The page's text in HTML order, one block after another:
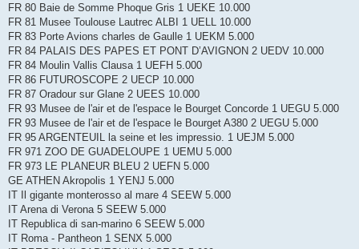
FR 80 Baie de Somme Phoque Gris 1 UEKE 10.000
FR 81 Musee Toulouse Lautrec ALBI 1 UELL 10.000
FR 83 Porte Avions charles de Gaulle 1 UEKM 5.000
FR 84 PALAIS DES PAPES ET PONT D’AVIGNON 2 UEDV 10.000
FR 84 Moulin Vallis Clausa 1 UEFH 5.000
FR 86 FUTUROSCOPE 2 UECP 10.000
FR 87 Oradour sur Glane 2 UEES 10.000
FR 93 Musee de l'air et de l'espace le Bourget Concorde 1 UEGU 5.000
FR 93 Musee de l'air et de l'espace le Bourget A380 2 UEGU 5.000
FR 95 ARGENTEUIL la seine et les impressio. 1 UEJM 5.000
FR 971 ZOO DE GUADELOUPE 1 UEMU 5.000
FR 973 LE PLANEUR BLEU 2 UEFN 5.000
GE ATHEN Akropolis 1 YENJ 5.000
IT Il gigante monterosso al mare 4 SEEW 5.000
IT Arena di Verona 5 SEEW 5.000
IT Republica di san-marino 6 SEEW 5.000
IT Roma - Pantheon 1 SENX 5.000